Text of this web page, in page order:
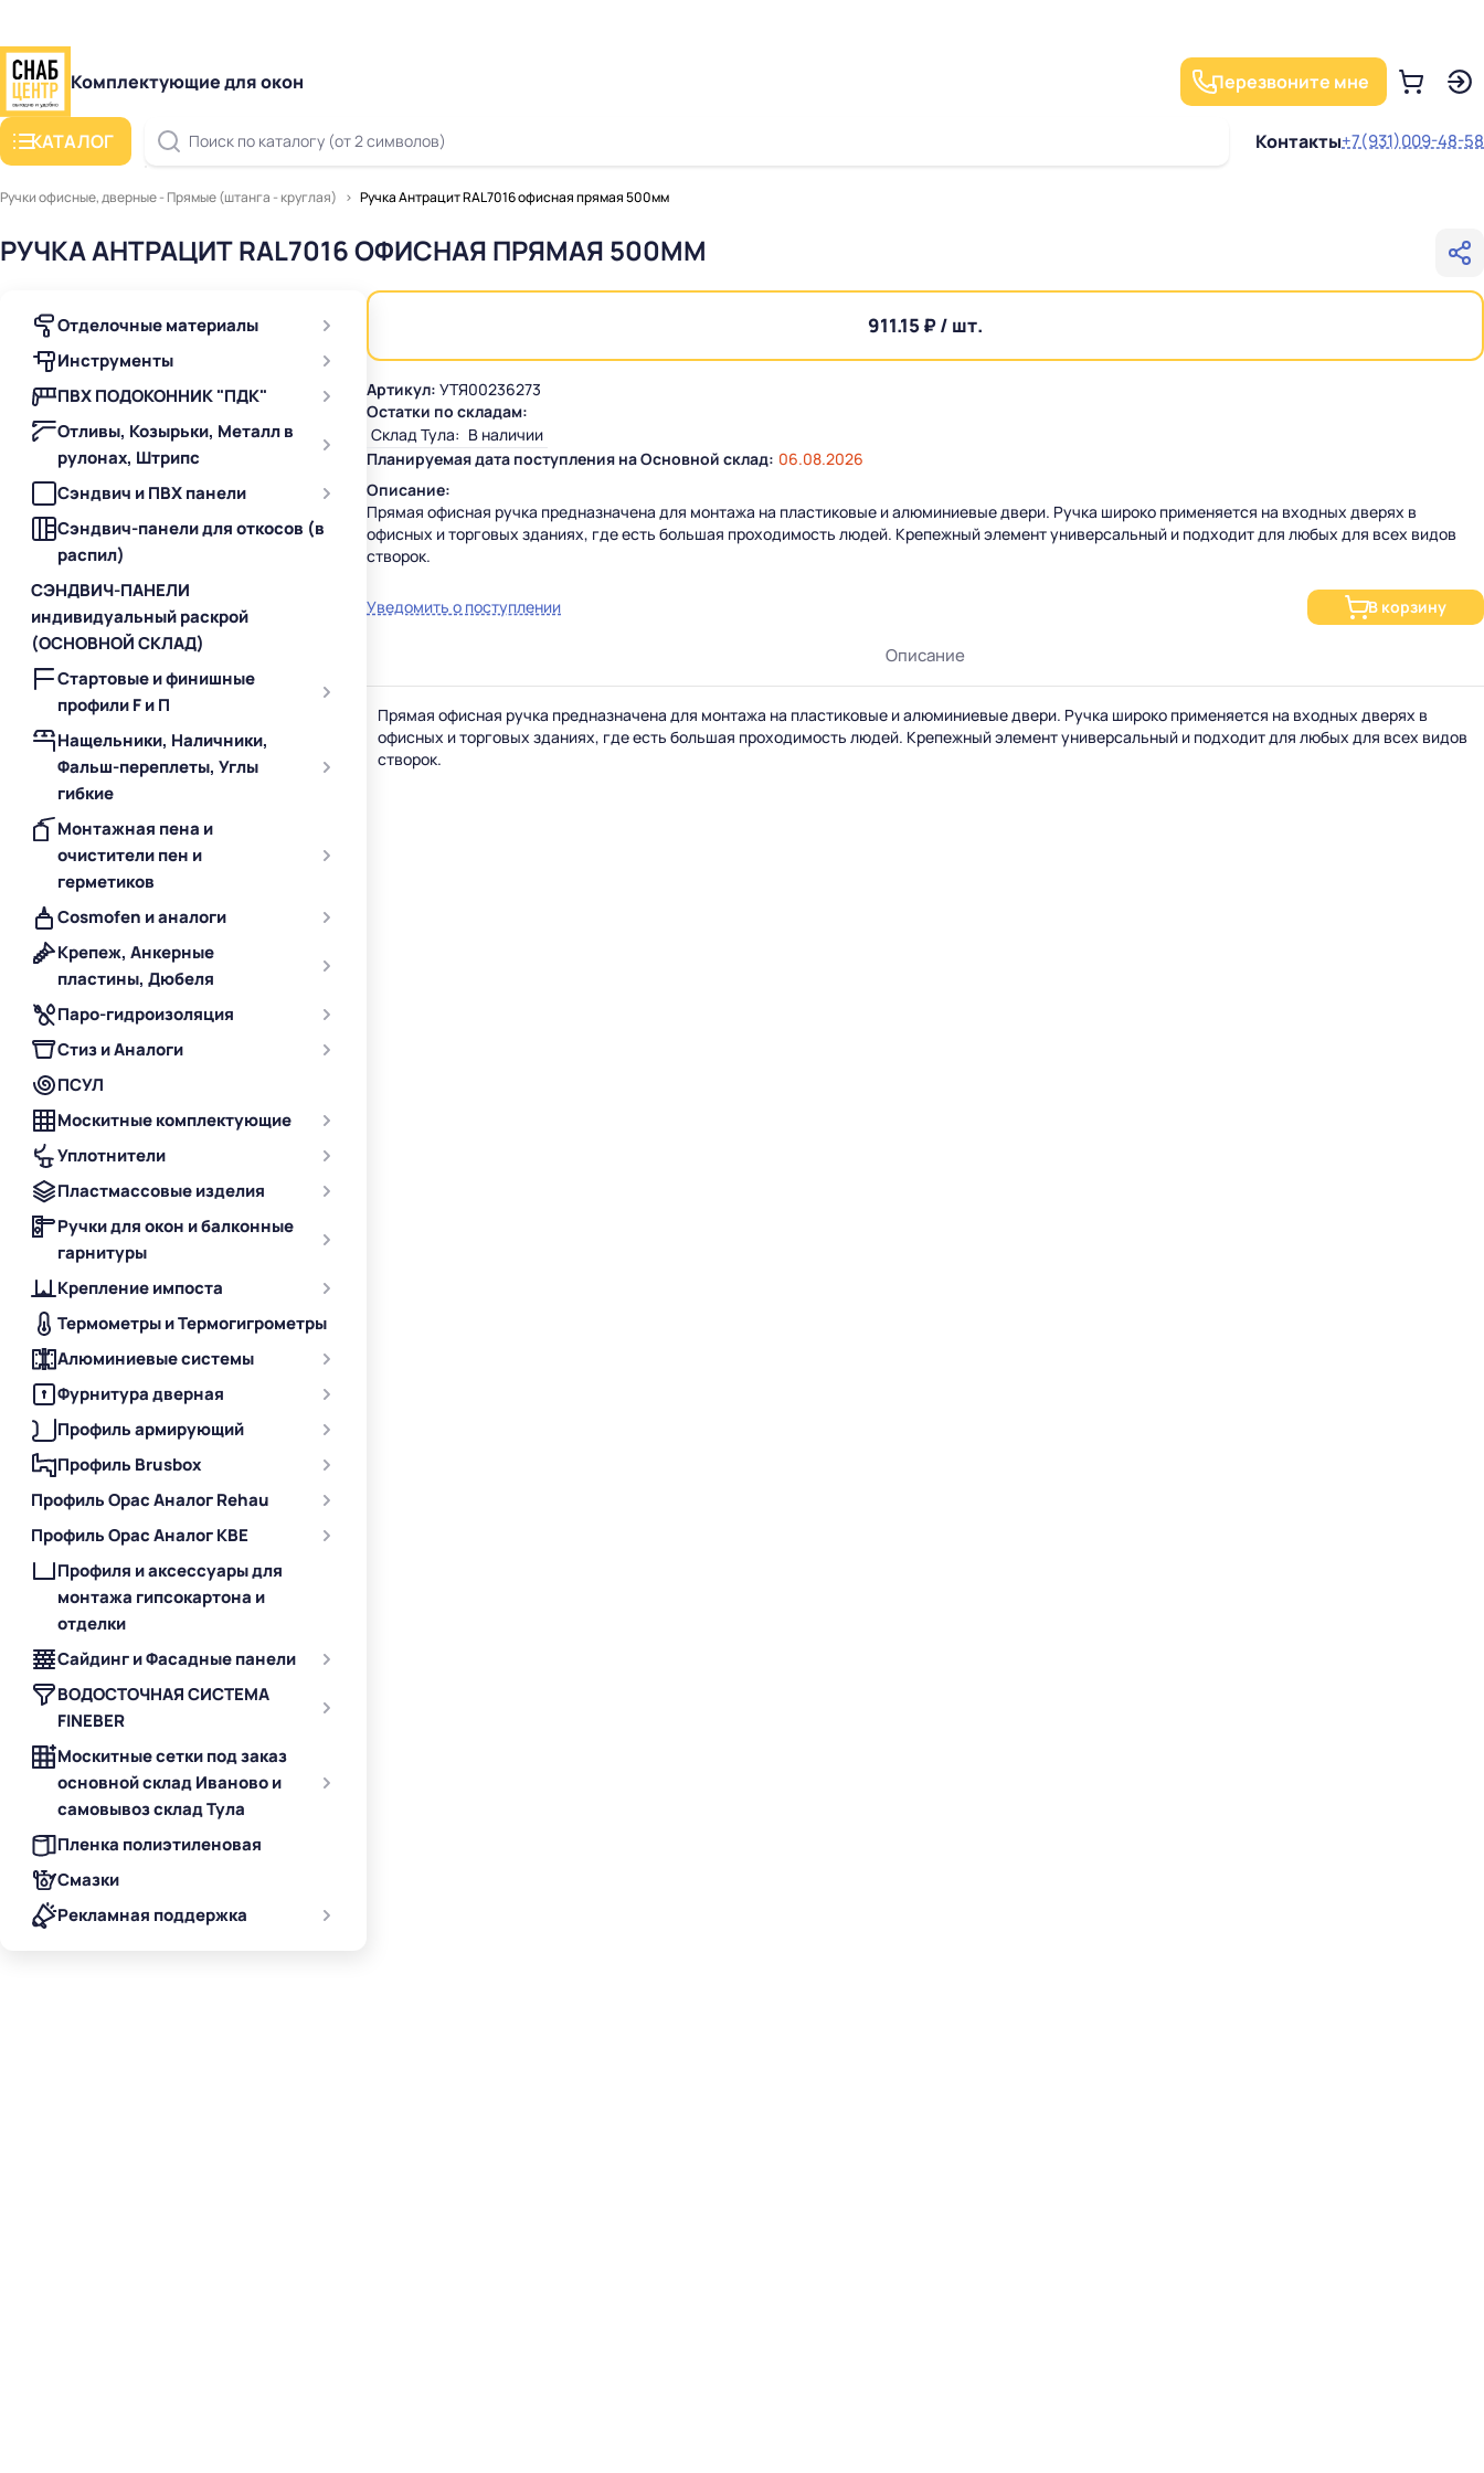
Комплектующие для окон Перезвоните мне
КАТАЛОГ Поиск по каталогу (от 2 символов) Контакты+7(931)009-48-58
Ручки офисные, дверные - Прямые (штанга - круглая) Ручка Антрацит RAL7016 офисная прямая 500мм
РУЧКА АНТРАЦИТ RAL7016 ОФИСНАЯ ПРЯМАЯ 500ММ
Отделочные материалы
Инструменты
ПВХ ПОДОКОННИК "ПДК"
Отливы, Козырьки, Металл в
рулонах, Штрипс
Сэндвич и ПВХ панели
Сэндвич-панели для откосов (в
распил)
СЭНДВИЧ-ПАНЕЛИ
индивидуальный раскрой
(ОСНОВНОЙ СКЛАД)
Стартовые и финишные
профили F и П
Нащельники, Наличники,
Фальш-переплеты, Углы
гибкие
Монтажная пена и
очистители пен и
герметиков
Cosmofen и аналоги
Крепеж, Анкерные
пластины, Дюбеля
Паро-гидроизоляция
Стиз и Аналоги
ПСУЛ
Москитные комплектующие
Уплотнители
Пластмассовые изделия
Ручки для окон и балконные
гарнитуры
Крепление импоста
Термометры и Термогигрометры
Алюминиевые системы
Фурнитура дверная
Профиль армирующий
Профиль Brusbox
Профиль Орас Аналог Rehau
Профиль Орас Аналог KBE
Профиля и аксессуары для
монтажа гипсокартона и
отделки
Сайдинг и Фасадные панели
ВОДОСТОЧНАЯ СИСТЕМА
FINEBER
Москитные сетки под заказ
основной склад Иваново и
самовывоз склад Тула
Пленка полиэтиленовая
Смазки
Рекламная поддержка
911.15 ₽ / шт.
Артикул: УТЯ00236273
Остатки по складам:
Склад Тула: В наличии
Планируемая дата поступления на Основной склад: 06.08.2026
Описание:
Прямая офисная ручка предназначена для монтажа на пластиковые и алюминиевые двери. Ручка широко применяется на входных дверях в
офисных и торговых зданиях, где есть большая проходимость людей. Крепежный элемент универсальный и подходит для любых для всех видов
створок.
Уведомить о поступлении В корзину
Описание
Прямая офисная ручка предназначена для монтажа на пластиковые и алюминиевые двери. Ручка широко применяется на входных дверях в
офисных и торговых зданиях, где есть большая проходимость людей. Крепежный элемент универсальный и подходит для любых для всех видов
створок.